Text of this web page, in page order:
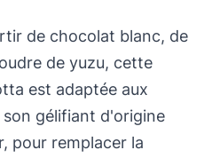
de chocolat blanc, de
de yuzu, cette
est adaptée aux
gélifiant d'origine
pour remplacer la